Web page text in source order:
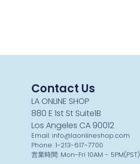
Contact Us
LA ONLINE SHOP
880 E 1st St Suite1B
Los Angeles CA 90012
Email: info@laonlineshop.com
Phone: 1-213-617-7700
営業時間: Mon-Fri 10AM - 5PM(PST)